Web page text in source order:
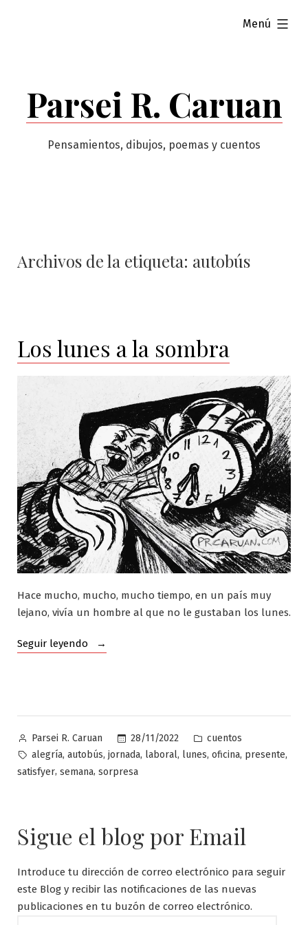
Parsei R. Caruan
Pensamientos, dibujos, poemas y cuentos
Menú
ampliado
Archivos de la etiqueta: autobús
Los lunes a la sombra
Hace mucho, mucho, mucho tiempo, en un país muy
lejano, vivía un hombre al que no le gustaban los lunes.
Seguir leyendo
«Los
Publicado
por
Parsei R. Caruan 28/11/2022
Publicado
en
cuentos
Etiquetas:
alegría, autobús, jornada, laboral, lunes, oficina, presente,
satisfyer, semana, sorpresa
Sigue el blog por Email
Introduce tu dirección de correo electrónico para seguir
este Blog y recibir las notificaciones de las nuevas
publicaciones en tu buzón de correo electrónico.